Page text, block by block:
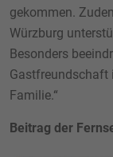
gekommen.
Würzburg
Besonders
Gastfreundschaft
Familie.“
Beitrag der